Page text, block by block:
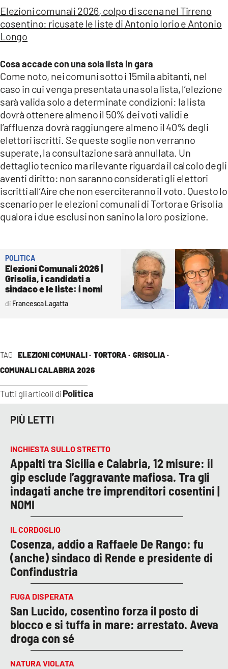
TAG ELEZIONI COMUNALI · TORTORA · GRISOLIA ·
COMUNALI CALABRIA 2026
Tutti gli articoli di Politica
Elezioni comunali 2026, colpo di scena nel Tirreno
cosentino: ricusate le liste di Antonio Iorio e Antonio
Longo
Cosa accade con una sola lista in gara
Come noto, nei comuni sotto i 15mila abitanti, nel
caso in cui venga presentata una sola lista, l’elezione
sarà valida solo a determinate condizioni: la lista
dovrà ottenere almeno il 50% dei voti validi e
l’affluenza dovrà raggiungere almeno il 40% degli
elettori iscritti. Se queste soglie non verranno
superate, la consultazione sarà annullata. Un
dettaglio tecnico ma rilevante riguarda il calcolo degli
aventi diritto: non saranno considerati gli elettori
iscritti all’Aire che non eserciteranno il voto. Questo lo
scenario per le elezioni comunali di Tortora e Grisolia
qualora i due esclusi non sanino la loro posizione.
POLITICA
Elezioni Comunali 2026 |
Grisolia, i candidati a
sindaco e le liste: i nomi
Francesca Lagatta
PIÙ LETTI
INCHIESTA SULLO STRETTO
Appalti tra Sicilia e Calabria, 12 misure: il
gip esclude l’aggravante mafiosa. Tra gli
indagati anche tre imprenditori cosentini |
NOMI
IL CORDOGLIO
Cosenza, addio a Raffaele De Rango: fu
(anche) sindaco di Rende e presidente di
Confindustria
FUGA DISPERATA
San Lucido, cosentino forza il posto di
blocco e si tuffa in mare: arrestato. Aveva
droga con sé
NATURA VIOLATA